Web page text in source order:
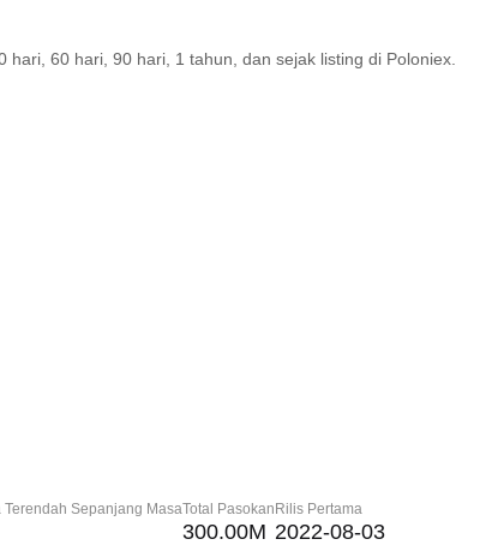
60 hari, 90 hari, 1 tahun, dan sejak listing di Poloniex.
Terendah Sepanjang MasaTotal Pasokan
300.00M
Rilis Pertama
2022-08-03